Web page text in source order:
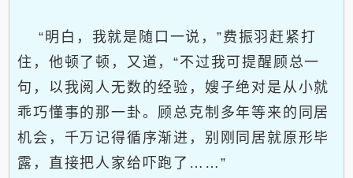
“明白，我就是随口一说，”费振羽赶紧打
住，他顿了顿，又道，“不过我可提醒顾总一
句，以我阅人无数的经验，嫂子绝对是从小就
乖巧懂事的那一卦。顾总克制多年等来的同居
机会，千万记得循序渐进，别刚同居就原形毕
露，直接把人家给吓跑了……”